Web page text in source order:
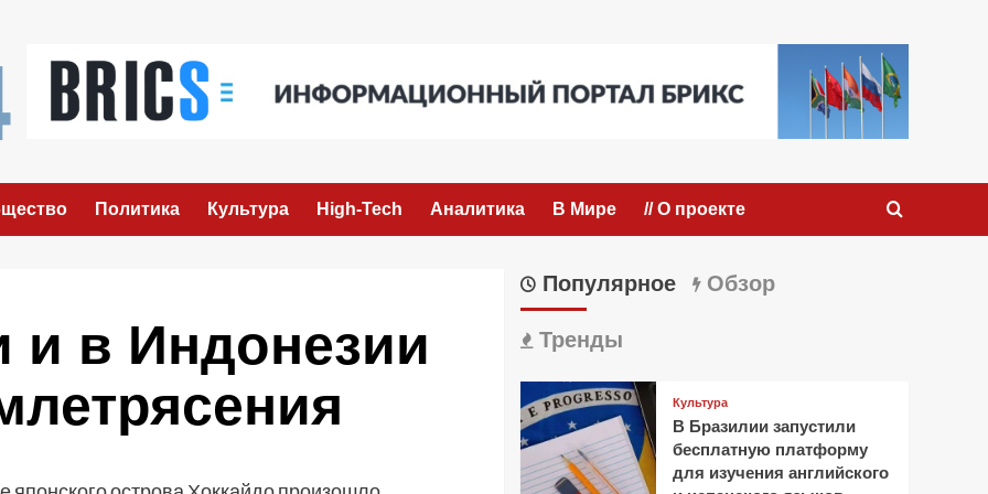
Политика Культура High-Tech Аналитика В Мире // О проекте
и в Индонезии
Популярное Обзор
Тренды
Культура
В Бразилии запустили
бесплатную платформу
для изучения английского